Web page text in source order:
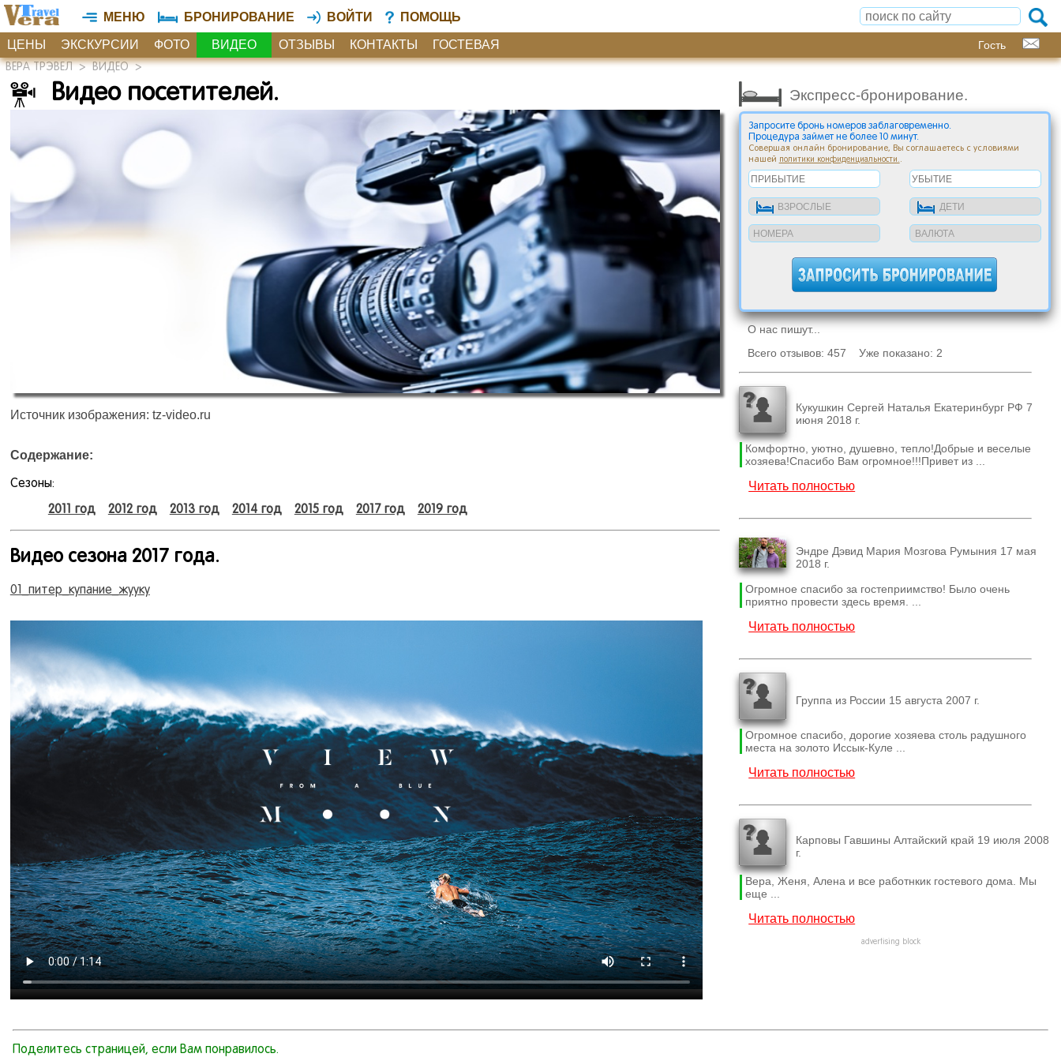
МЕНЮ БРОНИРОВАНИЕ ВОЙТИ ПОМОЩЬ
ЦЕНЫ ЭКСКУРСИИ ФОТО ВИДЕО ОТЗЫВЫ КОНТАКТЫ ГОСТЕВАЯ Гость
ВЕРА ТРЭВЕЛ>ВИДЕО>
Видео посетителей.
Источник изображения: tz-video.ru
Содержание:
Сезоны:
2011 год 2012 год 2013 год 2014 год 2015 год 2017 год 2019 год
Видео сезона 2017 года.
01_питер_купание_жууку
Экспресс-бронирование.
Запросите бронь номеров заблаговременно.
Процедура займет не более 10 минут.
Совершая онлайн бронирование, Вы соглашаетесь с условиями
нашей
политики конфиденциальности. .
О нас пишут...
Всего отзывов: 457 Уже показано: 2
Кукушкин Сергей Наталья Екатеринбург РФ 7
июня 2018 г.
Комфортно, уютно, душевно, тепло!Добрые и веселые
хозяева!Спасибо Вам огромное!!!Привет из ...
Читать полностью
Эндре Дэвид Мария Мозгова Румыния 17 мая
2018 г.
Огромное спасибо за гостеприимство! Было очень
приятно провести здесь время. ...
Читать полностью
Группа из России 15 августа 2007 г.
Огромное спасибо, дорогие хозяева столь радушного
места на золото Иссык-Куле ...
Читать полностью
Карповы Гавшины Алтайский край 19 июля 2008
г.
Вера, Женя, Алена и все работнкик гостевого дома. Мы
еще ...
Читать полностью
advertising block
Поделитесь страницей, если Вам понравилось.